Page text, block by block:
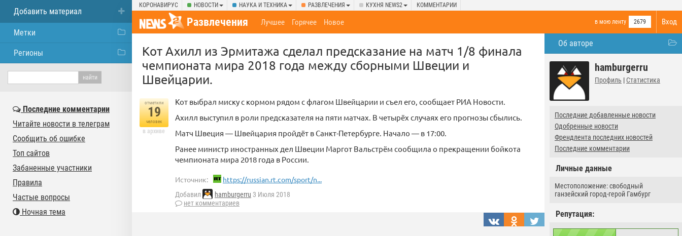
КОРОНАВИРУС НОВОСТИ НАУКА И ТЕХНИКА РАЗВЛЕЧЕНИЯ КУХНЯ NEWS2 КОММЕНТАРИИ
Вход
Развлечения в мою ленту 2679
Лучшее Горячее Новое
Об авторе
hamburgerru
Профиль | Статистика
Последние добавленные новости
Одобренные новости
Френдлента последних новостей
Последние комментарии
Личные данные
Местоположение: свободный
ганзейский город-герой Гамбург
Репутация:
Кот Ахилл из Эрмитажа сделал предсказание на матч 1/8 финала
чемпионата мира 2018 года между сборными Швеции и
Швейцарии.
отметили
19
человек
в архиве
Кот выбрал миску с кормом рядом с флагом Швейцарии и съел его, сообщает РИА Новости.
Ахилл выступил в роли предсказателя на пяти матчах. В четырёх случаях его прогнозы сбылись.
Матч Швеция — Швейцария пройдёт в Санкт-Петербурге. Начало — в 17:00.
Ранее министр иностранных дел Швеции Маргот Вальстрём сообщила о прекращении бойкота
чемпионата мира 2018 года в России.
Источник: https://russian.rt.com/sport/n...
Добавил hamburgerru 3 Июля 2018
нет комментариев
Добавить материал
Метки
Регионы
Последние комментарии
Читайте новости в телеграм
Сообщить об ошибке
Топ сайтов
Забаненные участники
Правила
Частые вопросы
Ночная тема